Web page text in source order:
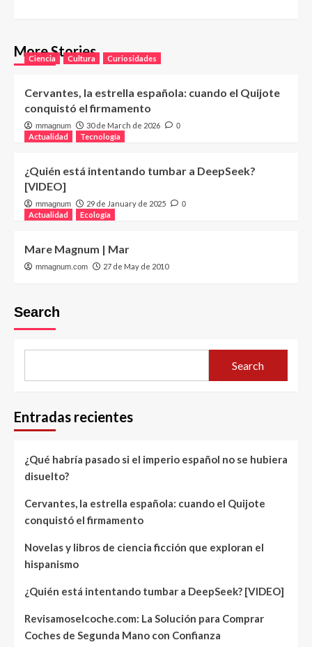
More Stories
Ciencia Cultura Curiosidades
Cervantes, la estrella española: cuando el Quijote
conquistó el firmamento
mmagnum 30 de March de 2026 0
Actualidad Tecnología
¿Quién está intentando tumbar a DeepSeek?
[VIDEO]
mmagnum 29 de January de 2025 0
Actualidad Ecología
Mare Magnum | Mar
mmagnum.com 27 de May de 2010
Search
Search
Entradas recientes
¿Qué habría pasado si el imperio español no se hubiera
disuelto?
Cervantes, la estrella española: cuando el Quijote
conquistó el firmamento
Novelas y libros de ciencia ficción que exploran el
hispanismo
¿Quién está intentando tumbar a DeepSeek? [VIDEO]
Revisamoselcoche.com: La Solución para Comprar
Coches de Segunda Mano con Confianza